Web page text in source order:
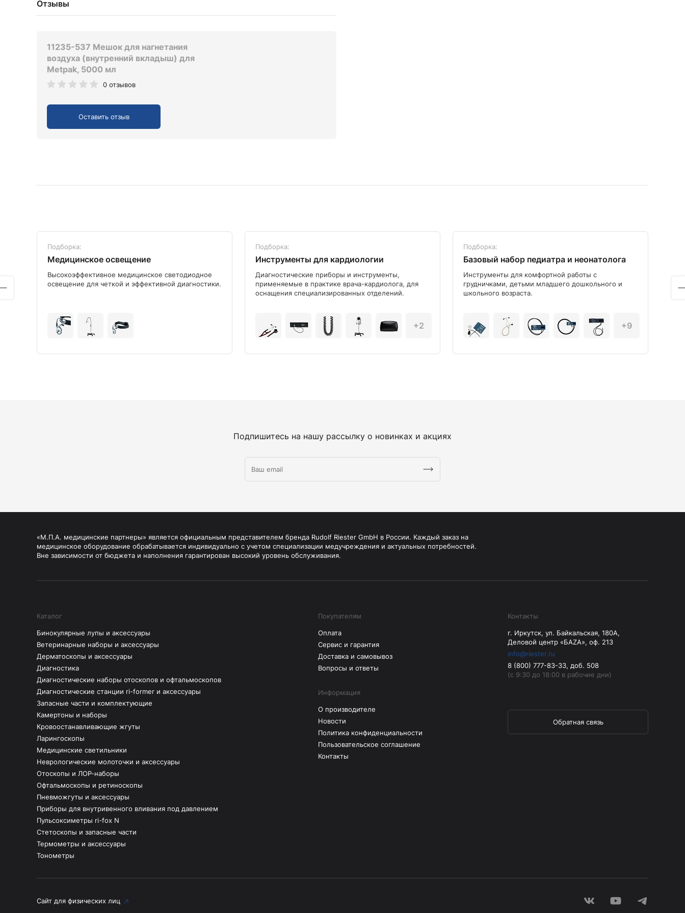
Отзывы
11235-537 Мешок для нагнетания
воздуха (внутренний вкладыш) для
Metpak, 5000 мл
0 отзывов
Оставить отзыв
Подборка:
Медицинское освещение
Высокоэффективное медицинское светодиодное
освещение для четкой и эффективной диагностики.
Подборка:
Инструменты для кардиологии
Диагностические приборы и инструменты,
применяемые в практике врача-кардиолога, для
оснащения специализированных отделений.
+2
Подборка:
Базовый набор педиатра и неонатолога
Инструменты для комфортной работы с
грудничками, детьми младшего дошкольного и
школьного возраста.
+9
Подпишитесь на нашу рассылку о новинках и акциях
«М.П.А. медицинские партнеры» является официальным представителем бренда Rudolf Riester GmbH в России. Каждый заказ на
медицинское оборудование обрабатывается индивидуально с учетом специализации медучреждения и актуальных потребностей.
Вне зависимости от бюджета и наполнения гарантирован высокий уровень обслуживания.
Каталог
Бинокулярные лупы и аксессуары
Ветеринарные наборы и аксессуары
Дерматоскопы и аксессуары
Диагностика
Диагностические наборы отоскопов и офтальмоскопов
Диагностические станции ri-former и аксессуары
Запасные части и комплектующие
Камертоны и наборы
Кровоостанавливающие жгуты
Ларингоскопы
Медицинские светильники
Неврологические молоточки и аксессуары
Отоскопы и ЛОР-наборы
Офтальмоскопы и ретиноскопы
Пневможгуты и аксессуары
Приборы для внутривенного вливания под давлением
Пульсоксиметры ri-fox N
Стетоскопы и запасные части
Термометры и аксессуары
Тонометры
Покупателям
Оплата
Сервис и гарантия
Доставка и самовывоз
Вопросы и ответы
Информация
О производителе
Новости
Политика конфиденциальности
Пользовательское соглашение
Контакты
Контакты
г. Иркутск, ул. Байкальская, 180А,
Деловой центр «БАZА», оф. 213
info@riester.ru
8 (800) 777-83-33, доб. 508
(с 9:30 до 18:00 в рабочие дни)
Обратная связь
Сайт для физических лиц